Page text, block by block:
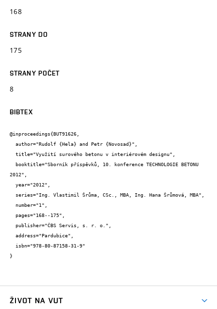
168
STRANY DO
175
STRANY POČET
8
BIBTEX
@inproceedings{BUT91626,
2012",
}
ŽIVOT NA VUT